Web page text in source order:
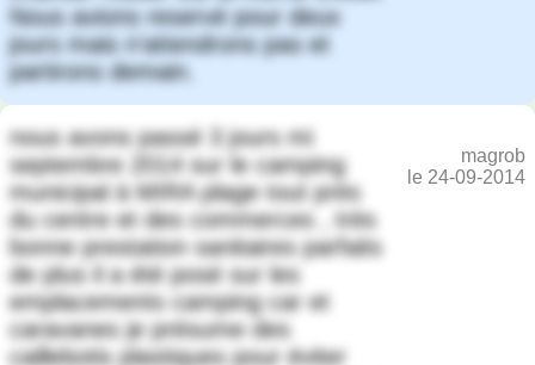
Nous avions reservé pour deux
jours mais n'attendrons pas et
partirons demain.
nous avons passé 3 jours mi
septembre 2014 sur le camping
municipal à MIRA plage tout près
du centre et des commerces , très
bonne prestation sanitaires parfaits
de plus il a été posé sur les
emplacements camping car et
caravanes je présume des
caillebotis plastiques pour éviter
magrob
le 24-09-2014